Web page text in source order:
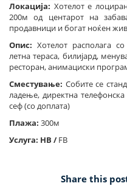
Локација: Хотелот е
200м од центарот на
продавници и богат ноќен
Опис: Хотелот располага
летна тераса, билијард,
ресторан, анимациски
Сместување: Собите се
ладење, директна
сеф (со доплата)
Плажа: 300м
Услуга: HB / FB
Share this